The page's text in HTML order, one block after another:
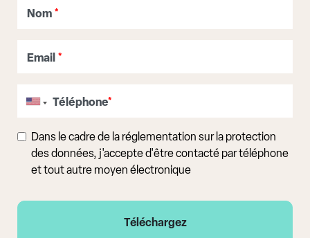
Nom *
Email *
Téléphone*
Dans le cadre de la réglementation sur la protection
des données, j'accepte d'être contacté par téléphone
et tout autre moyen électronique